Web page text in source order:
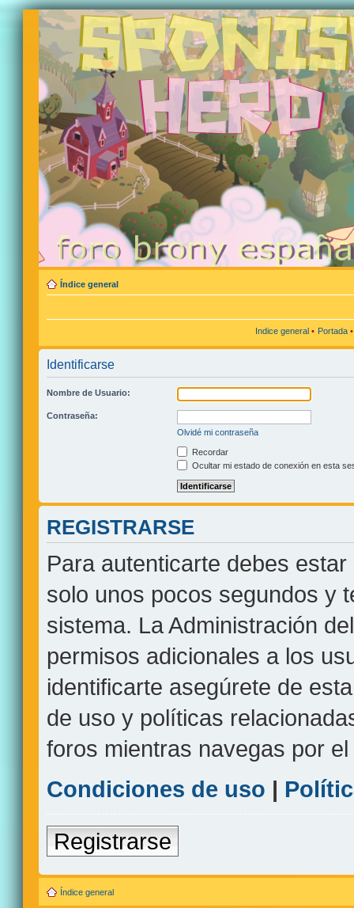
Índice general
Indice general • Portada
Identificarse
Nombre de Usuario:
Contraseña:
Olvidé mi contraseña
Recordar
Ocultar mi estado de conexión en esta
REGISTRARSE
Para autenticarte debes
solo unos pocos segundos y
sistema. La Administración
permisos adicionales a los
identificarte asegúrete de
de uso y políticas
foros mientras navegas por el
Condiciones de uso |
Registrarse
Índice general